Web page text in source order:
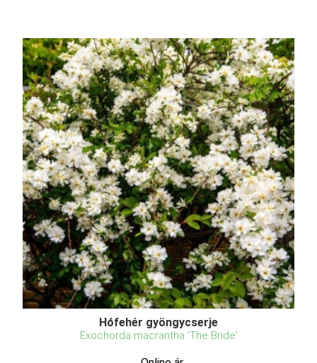
Hófehér gyöngycserje
Exochorda macrantha 'The Bride'